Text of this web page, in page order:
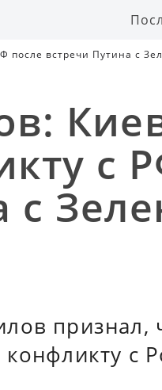
после встречи Путина с
с
с
признал,
с